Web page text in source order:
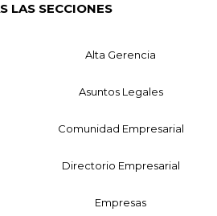
LAS SECCIONES
Alta Gerencia
Asuntos Legales
Comunidad Empresarial
Directorio Empresarial
Empresas